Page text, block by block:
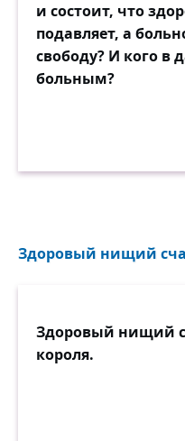
и состоит, что
подавляет, а
свободу? И кого в
больным?
Здоровый нищий
Здоровый нищий
короля.